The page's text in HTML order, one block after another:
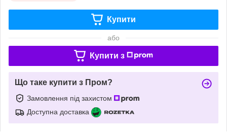
Купити
або
Купити з
Що таке купити з Пром?
Замовлення під захистом
Доступна доставка